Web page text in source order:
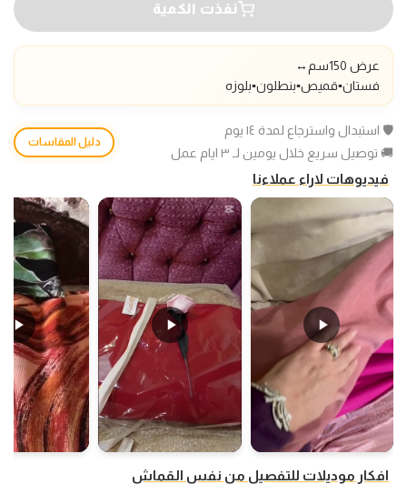
نفذت الكمية
عرض 150سم
↔️
فستان▪️قميص▪️بنطلون▪️بلوزه
🛡️ استبدال واسترجاع لمدة ١٤ يوم
🚚 توصيل سريع خلال يومين لـ ٣ ايام عمل
دليل المقاسات
فيديوهات لاراء عملاءنا
افكار موديلات للتفصيل من نفس القماش